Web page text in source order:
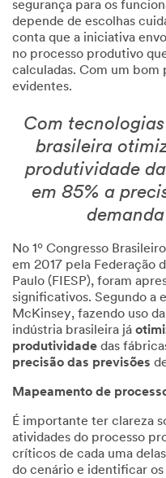
segurança para os
depende de escolhas
conta que a iniciativa
no processo produtivo
calculadas. Com um bom
evidentes.
Com
brasileira
produtividade
em 85% a
No 1º Congresso
em 2017 pela Federação
Paulo (FIESP), foram
significativos. Segundo a
McKinsey, fazendo uso
indústria brasileira já
produtividade das
precisão das previsões
Mapeamento de
É importante ter clareza
atividades do processo
críticos de cada uma
do cenário e identificar